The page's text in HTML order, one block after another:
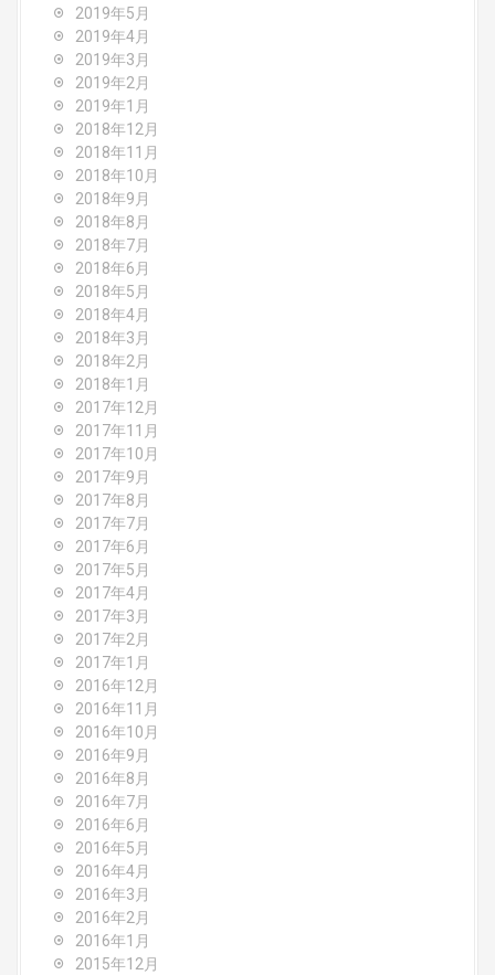
2019年5月
2019年4月
2019年3月
2019年2月
2019年1月
2018年12月
2018年11月
2018年10月
2018年9月
2018年8月
2018年7月
2018年6月
2018年5月
2018年4月
2018年3月
2018年2月
2018年1月
2017年12月
2017年11月
2017年10月
2017年9月
2017年8月
2017年7月
2017年6月
2017年5月
2017年4月
2017年3月
2017年2月
2017年1月
2016年12月
2016年11月
2016年10月
2016年9月
2016年8月
2016年7月
2016年6月
2016年5月
2016年4月
2016年3月
2016年2月
2016年1月
2015年12月